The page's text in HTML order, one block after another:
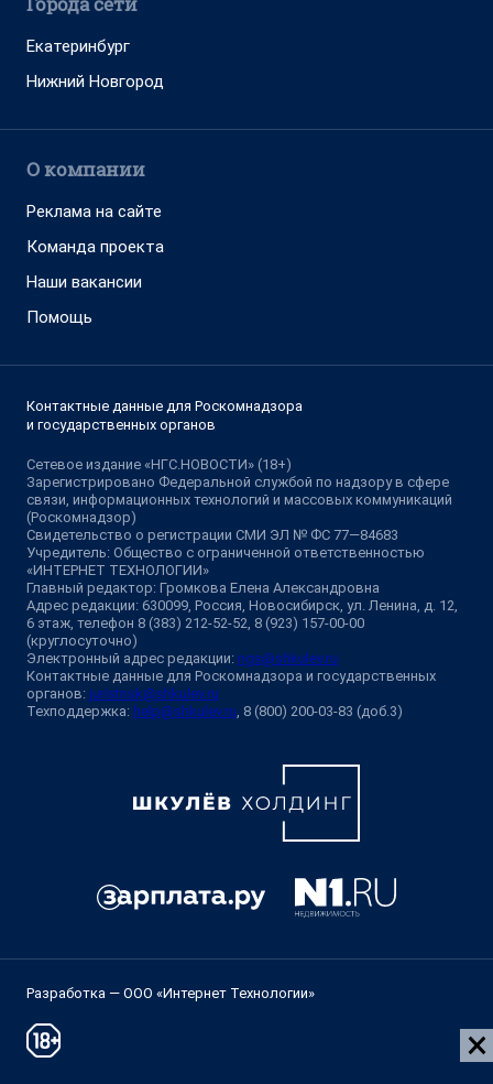
Екатеринбург
Нижний Новгород
О компании
Реклама на сайте
Команда проекта
Наши вакансии
Помощь
Контактные данные для Роскомнадзора
и государственных органов
Сетевое издание «НГС.НОВОСТИ» (18+)
Зарегистрировано Федеральной службой по надзору в сфере
связи, информационных технологий и массовых коммуникаций
(Роскомнадзор)
Свидетельство о регистрации СМИ ЭЛ № ФС 77—84683
Учредитель: Общество с ограниченной ответственностью
«ИНТЕРНЕТ ТЕХНОЛОГИИ»
Главный редактор: Громкова Елена Александровна
Адрес редакции: 630099, Россия, Новосибирск, ул. Ленина, д. 12,
6 этаж, телефон 8 (383) 212-52-52, 8 (923) 157-00-00
(круглосуточно)
Электронный адрес редакции: ngs@shkulev.ru
Контактные данные для Роскомнадзора и государственных
органов: juristnsk@shkulev.ru
Техподдержка: help@shkulev.ru , 8 (800) 200-03-83 (доб.3)
Разработка — ООО «Интернет Технологии»